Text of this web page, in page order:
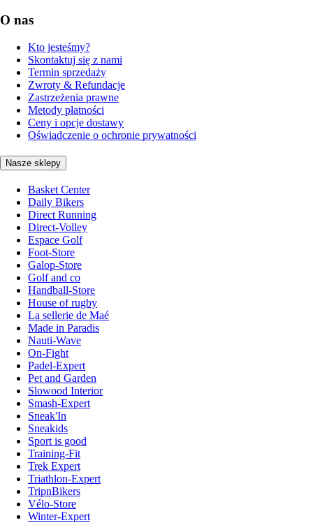
O nas
Kto jesteśmy?
Skontaktuj się z nami
Termin sprzedaży
Zwroty & Refundacje
Zastrzeżenia prawne
Metody płatności
Ceny i opcje dostawy
Oświadczenie o ochronie prywatności
Nasze sklepy
Basket Center
Daily Bikers
Direct Running
Direct-Volley
Espace Golf
Foot-Store
Galop-Store
Golf and co
Handball-Store
House of rugby
La sellerie de Maé
Made in Paradis
Nauti-Wave
On-Fight
Padel-Expert
Pet and Garden
Slowood Interior
Smash-Expert
Sneak'In
Sneakids
Sport is good
Training-Fit
Trek Expert
Triathlon-Expert
TripnBikers
Vélo-Store
Winter-Expert